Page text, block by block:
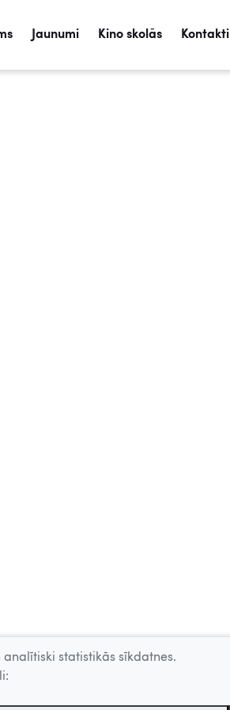
Jaunumi Kino skolās Kontakti
statistikās sīkdatnes.